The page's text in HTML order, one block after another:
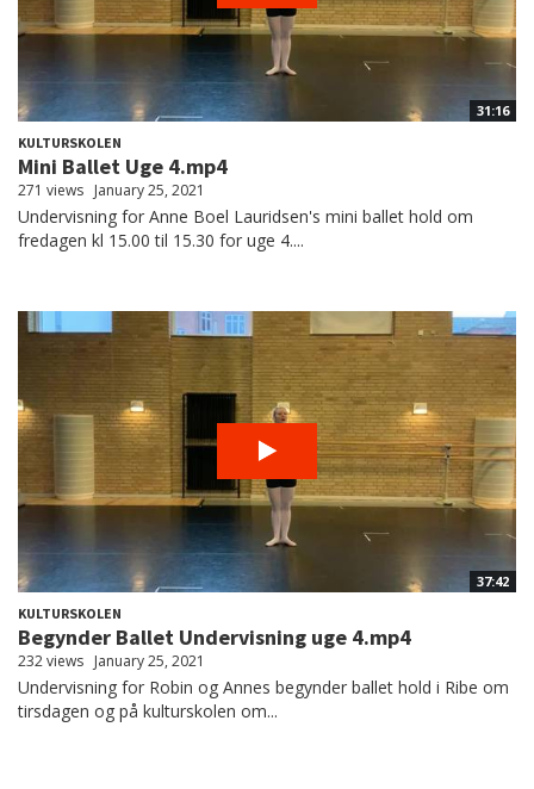
31:16
KULTURSKOLEN
Mini Ballet Uge 4.mp4
271 views January 25, 2021
Undervisning for Anne Boel Lauridsen's mini ballet hold om
fredagen kl 15.00 til 15.30 for uge 4....
37:42
KULTURSKOLEN
Begynder Ballet Undervisning uge 4.mp4
232 views January 25, 2021
Undervisning for Robin og Annes begynder ballet hold i Ribe om
tirsdagen og på kulturskolen om...